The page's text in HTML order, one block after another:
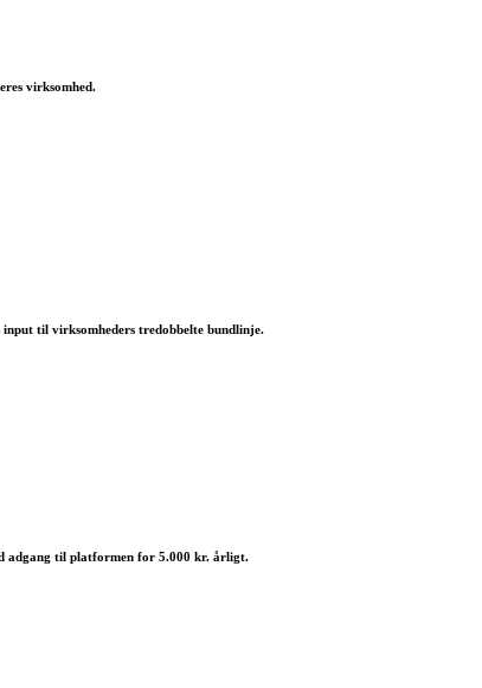
virksomhed.
til virksomheders tredobbelte bundlinje.
adgang til platformen for 5.000 kr. årligt.